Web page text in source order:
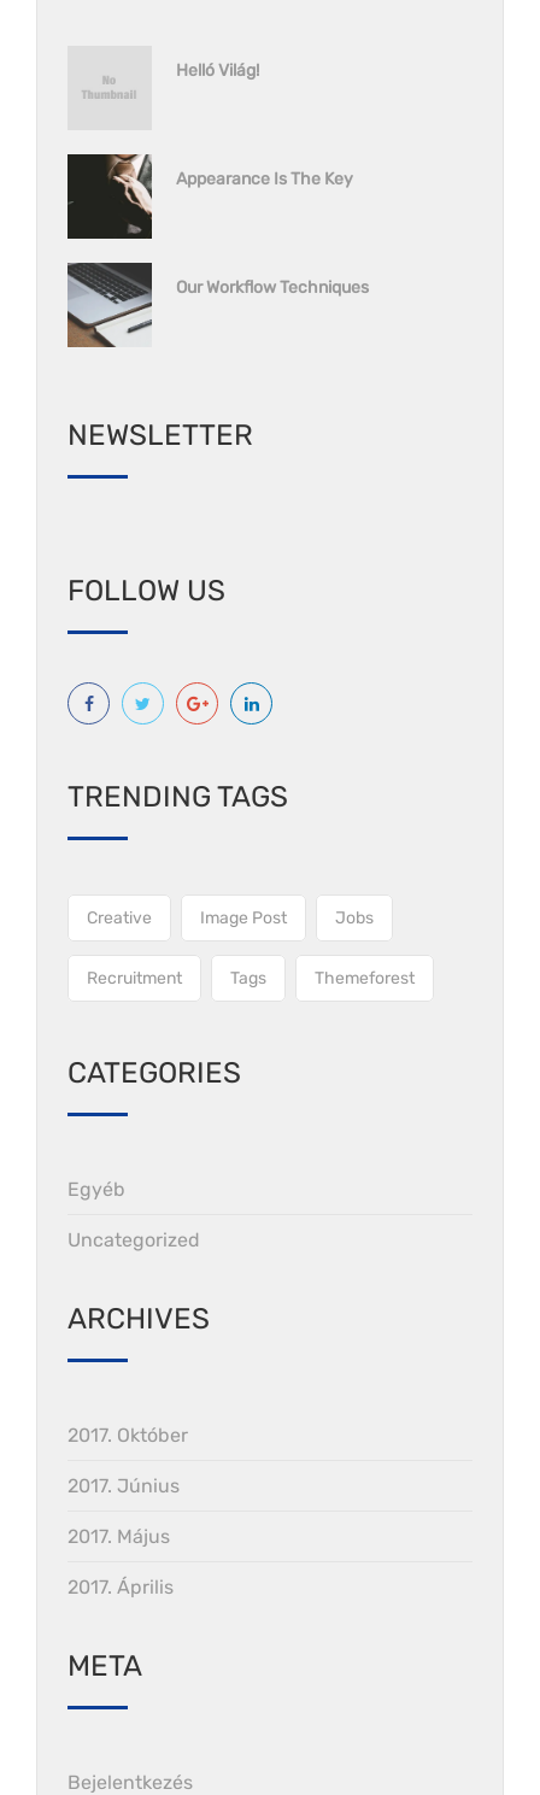
Helló Világ!
Appearance Is The Key
Our Workflow Techniques
NEWSLETTER
FOLLOW US
TRENDING TAGS
Creative Image Post Jobs
Recruitment Tags Themeforest
CATEGORIES
Egyéb
Uncategorized
ARCHIVES
2017. Október
2017. Június
2017. Május
2017. Április
META
Bejelentkezés